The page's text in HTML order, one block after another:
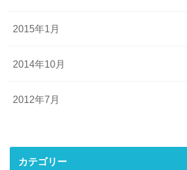
2015年1月
2014年10月
2012年7月
カテゴリー